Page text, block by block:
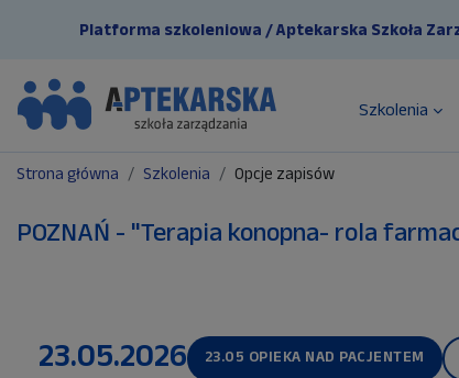
Platforma szkoleniowa / Aptekarska Szkoła
Szkolenia
Strona główna Szkolenia Opcje zapisów
POZNAŃ - "Terapia konopna- rola
23.05.2026 23.05 OPIEKA NAD PACJENTEM